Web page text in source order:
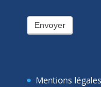
Envoyer
Mentions légales